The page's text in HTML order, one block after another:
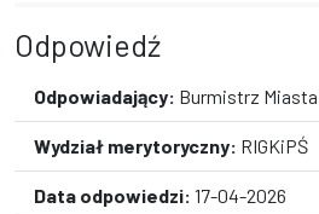
Odpowiedź
Odpowiadający: Burmistrz
Wydział merytoryczny: RIGKiPŚ
Data odpowiedzi: 17-04-2026